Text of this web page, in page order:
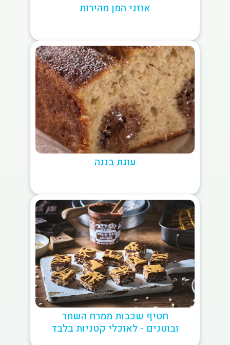
אוזני המן מהירות
עוגת בננה
חטיף שכבות ממרח השחר
ובוטנים - לאוכלי קטניות בלבד